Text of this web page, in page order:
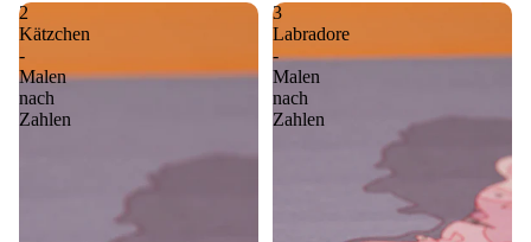
2
Kätzchen
-
Malen
nach
Zahlen
3
Labradore
-
Malen
nach
Zahlen